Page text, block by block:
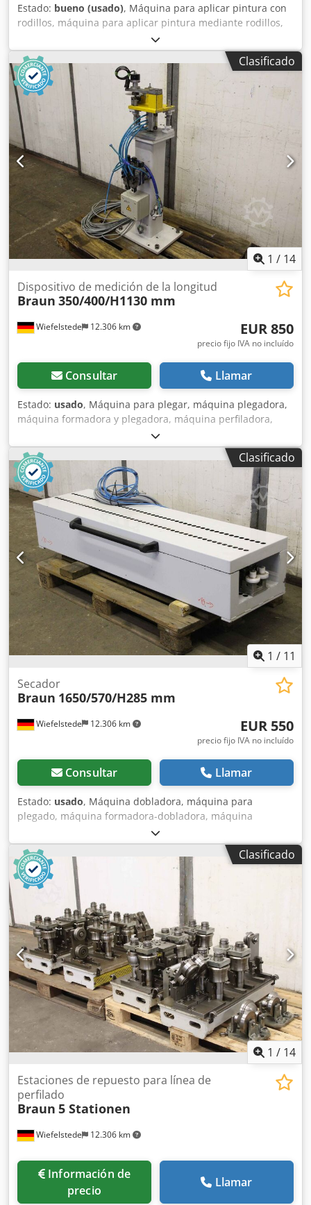
Estado: bueno (usado), Máquina para aplicar pintura con
rodillos, máquina para aplicar pintura mediante rodillos,
instalación para recubrimiento en polvo. Cjdpsgal Agjfx Ag
Eeha -Secado y extracción de aire: utilizada para la
fabricación de lamas/persianas. -Dimensiones:
2950/800/1920 mm (alto) -Peso: 484 kg
Clasificado
1 / 14
Wiefelstede 12.306 km
Dispositivo de medición de la longitud
Braun 350/400/H1130 mm
EUR 850
precio fijo IVA no incluído
Consultar Llamar
Estado: usado, Máquina para plegar, máquina plegadora,
máquina formadora y plegadora, máquina perfiladora,
línea de perfilado, fabricación de lamelas, fabricación de
persianas -Medidor de longitud: utilizado para la
fabricación de lamelas/persianas -Codificador rotatorio:
Heidenhain ROD 426.003 - 1000 Cjdegal A Dopfx Ag Ejha -
Componentes neumáticos: fabricante Festo -Dimensiones:
350/400/A1130 mm -Peso: 80 kg
Clasificado
1 / 11
Wiefelstede 12.306 km
Secador
Braun 1650/570/H285 mm
EUR 550
precio fijo IVA no incluído
Consultar Llamar
Estado: usado, Máquina dobladora, máquina para
plegado, máquina formadora-dobladora, máquina
perfiladora, línea de perfilado, fabricación de lamelas,
fabricación de persianas, secadora, secadora infrarroja,
recubrimiento en polvo. -Entrega: en el estado actual, tal
como se ha inspeccionado. Chedpfx Ajgbaarsg Eja -
Conector dañado: ver las fotos. -Secadora: utilizada para el
recubrimiento en polvo en la fabricación de
lamelas/persianas. -Dimensiones: 1650/570/A285 mm. -
Peso: 124 kg.
Clasificado
1 / 14
Wiefelstede 12.306 km
Estaciones de repuesto para línea de
perfilado
Braun 5 Stationen
Información de
precio
Llamar